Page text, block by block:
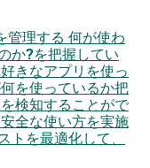
理する 何が使わ
か?を把握してい
きなアプリを使っ
を使っているか把
検知することがで
全な使い方を実施
を最適化して、